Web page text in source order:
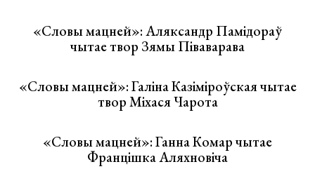
«Словы мацней»: Аляксандр Памідораў
чытае твор Зямы Піваварава
«Словы мацней»: Галіна Казіміроўская чытае
твор Міхася Чарота
«Словы мацней»: Ганна Комар чытае
Францішка Аляхновіча